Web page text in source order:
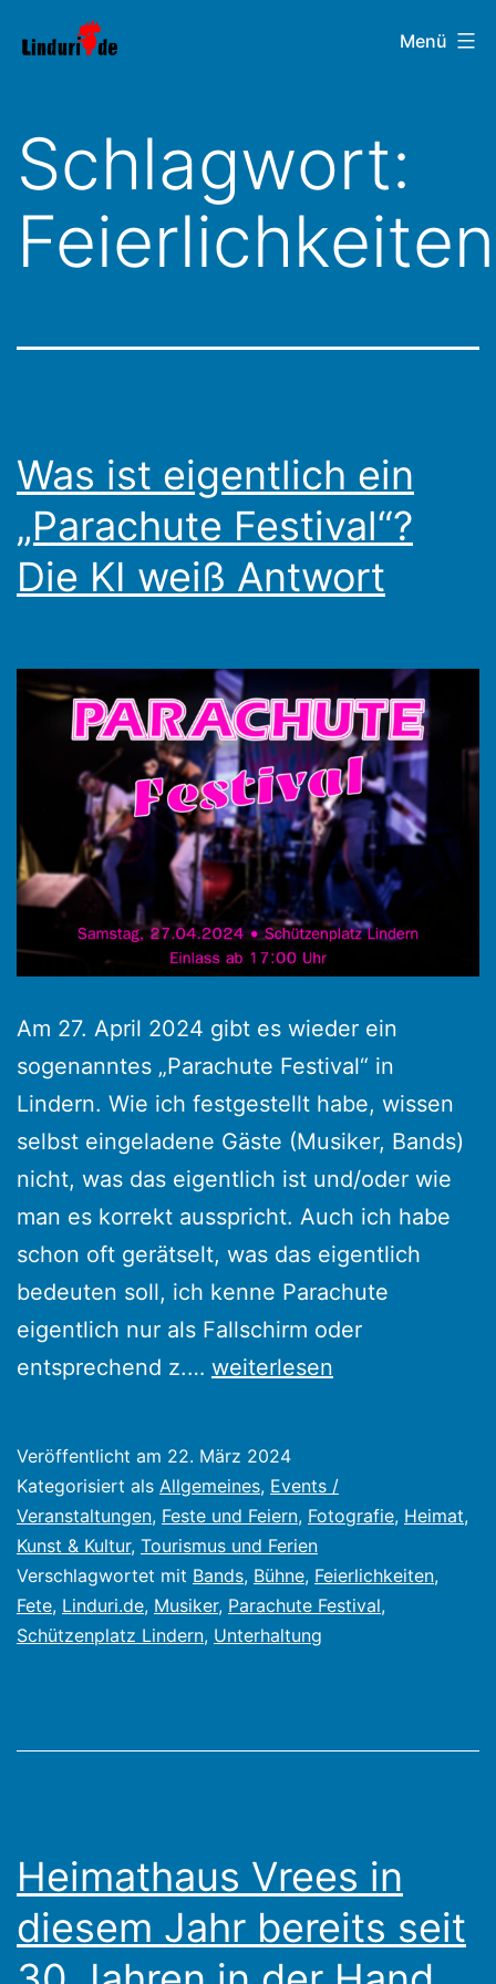
Inhalt
Linduri.de Menü
Schlagwort:
Feierlichkeiten
Was ist eigentlich ein
„Parachute Festival“?
Die KI weiß Antwort
Am 27. April 2024 gibt es wieder ein
sogenanntes „Parachute Festival“ in
Lindern. Wie ich festgestellt habe, wissen
selbst eingeladene Gäste (Musiker, Bands)
nicht, was das eigentlich ist und/oder wie
man es korrekt ausspricht. Auch ich habe
schon oft gerätselt, was das eigentlich
bedeuten soll, ich kenne Parachute
eigentlich nur als Fallschirm oder
entsprechend z.… Was
ein
„Parachute
Festival“?
Die
KI
weiterlesen
Veröffentlicht am 22. März 2024
Kategorisiert als Allgemeines, Events /
Veranstaltungen, Feste und Feiern, Fotografie, Heimat,
Kunst & Kultur, Tourismus und Ferien
Verschlagwortet mit Bands, Bühne, Feierlichkeiten,
Fete, Linduri.de, Musiker, Parachute Festival,
Schützenplatz Lindern, Unterhaltung
Heimathaus Vrees in
diesem Jahr bereits seit